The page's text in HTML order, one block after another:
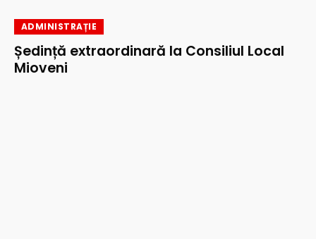
ADMINISTRAȚIE
Ședință extraordinară la Consiliul Local
Mioveni